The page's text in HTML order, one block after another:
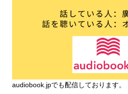
audiobook.jpでも配信しております。